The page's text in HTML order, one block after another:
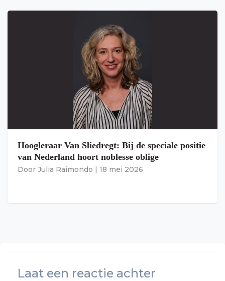
Hoogleraar Van Sliedregt: Bij de speciale positie
van Nederland hoort noblesse oblige
Door Julia Raimondo | 18 mei 2026
Laat een reactie achter